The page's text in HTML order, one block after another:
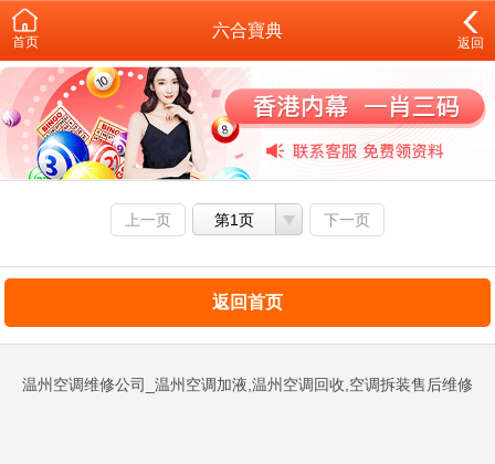
首页
六合寶典
返回
上一页 第1页 下一页
返回首页
温州空调维修公司_温州空调加液,温州空调回收,空调拆装售后维修